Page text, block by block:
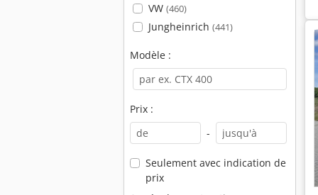
VW (460)
Jungheinrich (441)
Modèle :
Prix :
-
Seulement avec indication de
prix